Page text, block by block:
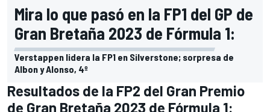
Mira lo que pasó en la FP1 del GP de
Gran Bretaña 2023 de Fórmula 1:
Verstappen lidera la FP1 en Silverstone; sorpresa de
Albon y Alonso, 4º
Resultados de la FP2 del Gran Premio
de Gran Bretaña 2023 de Fórmula 1: